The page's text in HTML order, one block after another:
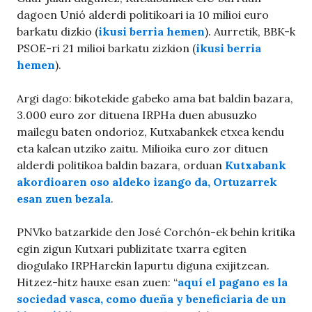
dagoen Unió alderdi politikoari ia 10 milioi euro
barkatu dizkio (ikusi berria hemen). Aurretik, BBK-k
PSOE-ri 21 milioi barkatu zizkion (ikusi berria
hemen).
Argi dago: bikotekide gabeko ama bat baldin bazara,
3.000 euro zor dituena IRPHa duen abusuzko
mailegu baten ondorioz, Kutxabankek etxea kendu
eta kalean utziko zaitu. Milioika euro zor dituen
alderdi politikoa baldin bazara, orduan Kutxabank
akordioaren oso aldeko izango da, Ortuzarrek
esan zuen bezala.
PNVko batzarkide den José Corchón-ek behin kritika
egin zigun Kutxari publizitate txarra egiten
diogulako IRPHarekin lapurtu diguna exijitzean.
Hitzez-hitz hauxe esan zuen: “aquí el pagano es la
sociedad vasca, como dueña y beneficiaria de un